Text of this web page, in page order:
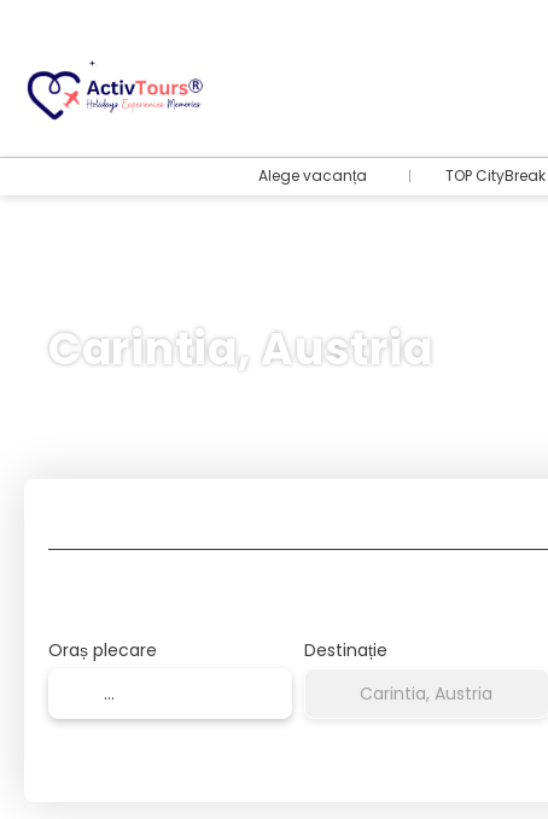
Alege vacanța TOP CityBreak
Carintia, Austria
Oraș plecare Destinație